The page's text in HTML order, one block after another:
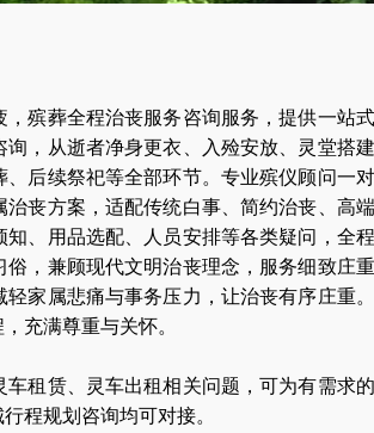
殡葬全程治丧服务咨询服务，提供一站
，从逝者净身更衣、入殓安放、灵堂搭建
后续祭祀等全部环节。专业殡仪顾问一
丧方案，适配传统白事、简约治丧、高
、用品选配、人员安排等各类疑问，全
，兼顾现代文明治丧理念，服务细致庄重
家属悲痛与事务压力，让治丧有序庄重
充满尊重与关怀。
租赁、灵车出租相关问题，可为有需求的
程规划咨询均可对接。